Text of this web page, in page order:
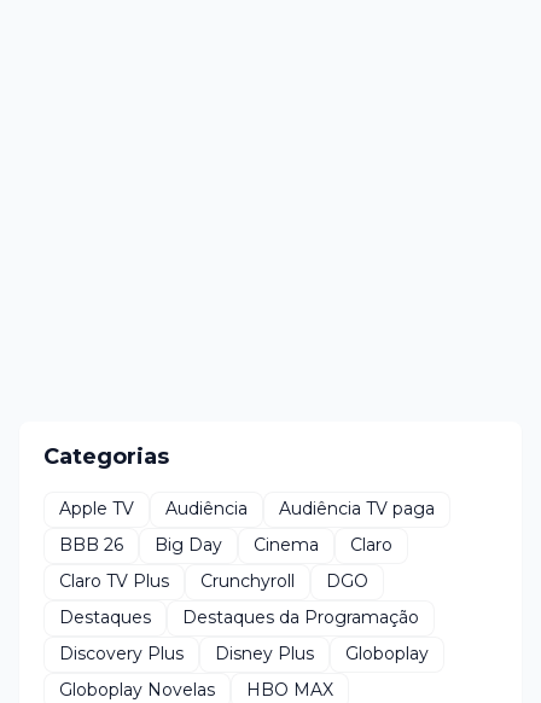
Categorias
Apple TV Audiência
Audiência TV paga
BBB 26
Big Day Cinema
Claro
Claro TV Plus
Crunchyroll
DGO
Destaques
Destaques da Programação
Discovery Plus
Disney Plus
Globoplay
Globoplay Novelas
HBO MAX